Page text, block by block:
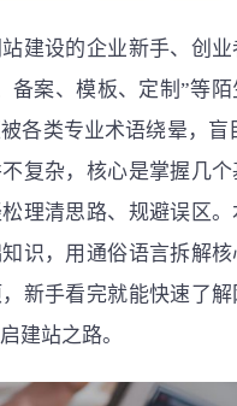
建设的企业新手、创
备案、模板、定制”等
各类专业术语绕晕，盲
复杂，核心是掌握几
理清思路、规避误区
识，用通俗语言拆解
新手看完就能快速了
建站之路。